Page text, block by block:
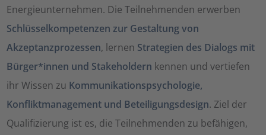
Energieunternehmen. Die Teilnehmenden erwerben
Schlüsselkompetenzen zur Gestaltung von
Akzeptanzprozessen, lernen Strategien des Dialogs mit
Bürger*innen und Stakeholdern kennen und vertiefen
ihr Wissen zu Kommunikationspsychologie,
Konfliktmanagement und Beteiligungsdesign. Ziel der
Qualifizierung ist es, die Teilnehmenden zu befähigen,